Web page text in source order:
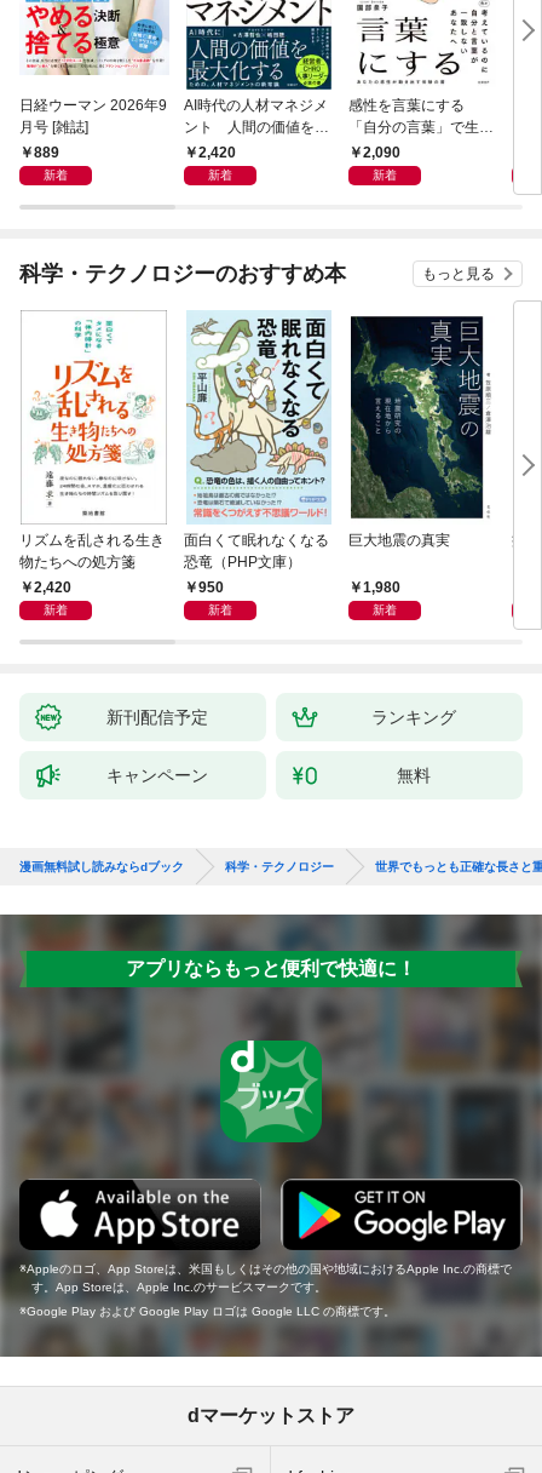
日経ウーマン 2026年9
月号 [雑誌]
889
新着
AI時代の人材マネジメ
ント 人間の価値を最
大化する条件
2,420
新着
感性を言葉にする
「自分の言葉」で生き
るための教科書
2,090
新着
科学・テクノロジーのおすすめ本 もっと見る
リズムを乱される生き
物たちへの処方箋
2,420
新着
面白くて眠れなくなる
恐竜（PHP文庫）
950
新着
巨大地震の真実
1,980
新着
病
新刊配信予定 ランキング
キャンペーン 無料
漫画無料試し読みならdブック 科学・テクノロジー 世界でもっとも正確な長さと
アプリならもっと便利で快適に！
Appleのロゴ、App Storeは、米国もしくはその他の国や地域におけるApple Inc.の商標で
す。App Storeは、Apple Inc.のサービスマークです。
Google Play および Google Play ロゴは Google LLC の商標です。
dマーケットストア